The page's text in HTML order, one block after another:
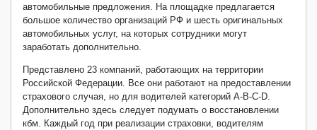
автомобильные предложения. На площадке предлагается
большое количество организаций РФ и шесть оригинальных
автомобильных услуг, на которых сотрудники могут
заработать дополнительно.
Представлено 23 компаний, работающих на территории
Российской Федерации. Все они работают на предоставлении
страхового случая, но для водителей категорий A-B-C-D.
Дополнительно здесь следует подумать о восстановлении
кбм. Каждый год при реализации страховки, водителям